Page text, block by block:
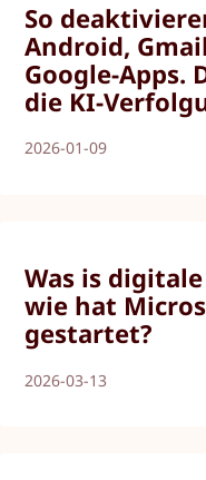
So
Android,
Google-Apps.
die KI-
2026-01-09
Was is
wie hat
gestartet?
2026-03-13